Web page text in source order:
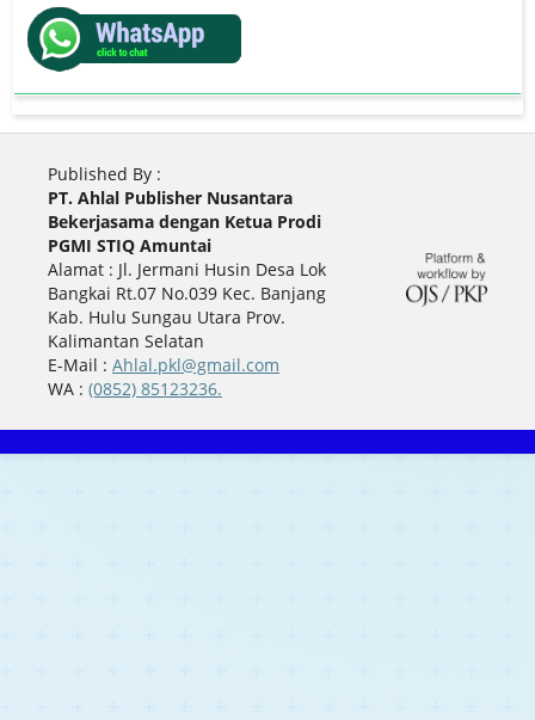
Published By :
PT. Ahlal Publisher Nusantara
Bekerjasama dengan Ketua Prodi
PGMI STIQ Amuntai
Alamat : Jl. Jermani Husin Desa Lok
Bangkai Rt.07 No.039 Kec. Banjang
Kab. Hulu Sungau Utara Prov.
Kalimantan Selatan
E-Mail : Ahlal.pkl@gmail.com
WA : (0852) 85123236.